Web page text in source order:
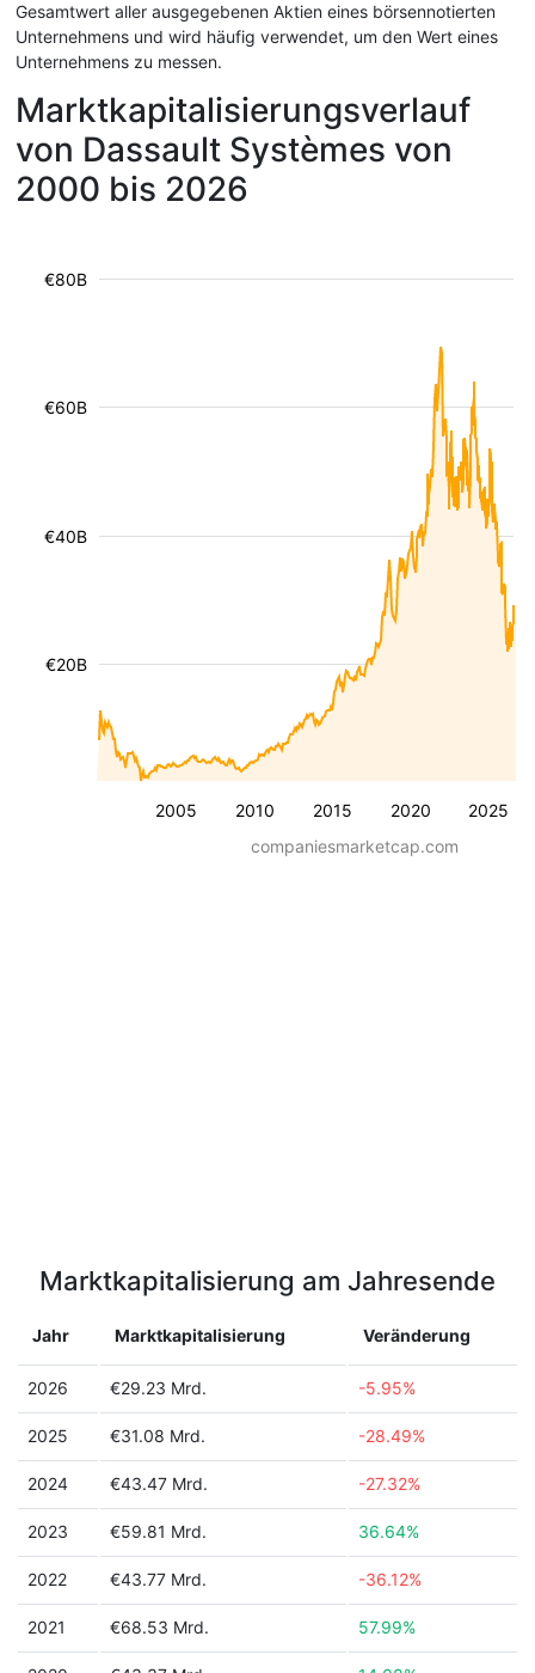
Gesamtwert aller ausgegebenen Aktien eines börsennotierten
Unternehmens und wird häufig verwendet, um den Wert eines
Unternehmens zu messen.
Marktkapitalisierungsverlauf
von Dassault Systèmes von
2000 bis 2026
2005 2010 2015 2020 2025
€20B
€40B
€60B
€80B
companiesmarketcap.com
Marktkapitalisierung am Jahresende
Jahr Marktkapitalisierung Veränderung
2026 €29.23 Mrd. -5.95%
2025 €31.08 Mrd. -28.49%
2024 €43.47 Mrd. -27.32%
2023 €59.81 Mrd. 36.64%
2022 €43.77 Mrd. -36.12%
2021 €68.53 Mrd. 57.99%